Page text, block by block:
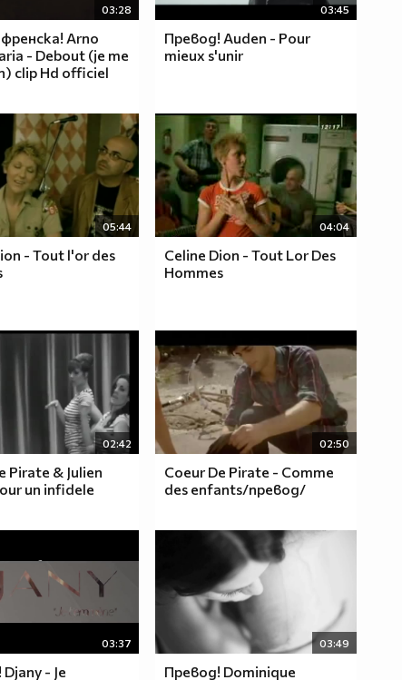
03:28
Arno
- Debout (je me
clip Hd officiel
03:45
Превод! Auden - Pour
mieux s'unir
05:44
- Tout l'or des
04:04
Celine Dion - Tout Lor Des
Hommes
02:42
Pirate & Julien
un infidele
02:50
Coeur De Pirate - Comme
des enfants/превод/
03:37
- Je
03:49
Превод! Dominique